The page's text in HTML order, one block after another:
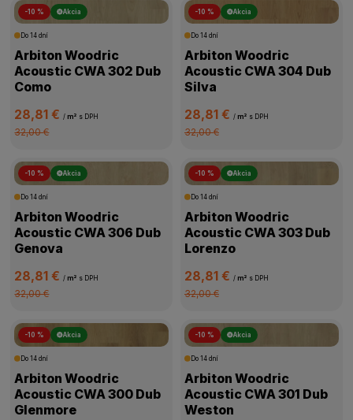
-10 % Akcia
Do 14 dní
Arbiton Woodric
Acoustic CWA 302 Dub
Como
28,81 €/ m² s DPH
32,00 €
-10 % Akcia
Do 14 dní
Arbiton Woodric
Acoustic CWA 304 Dub
Silva
28,81 € / m² s DPH
32,00 €
-10 % Akcia
Do 14 dní
Arbiton Woodric
Acoustic CWA 306 Dub
Genova
28,81 €/ m² s DPH
32,00 €
-10 % Akcia
Do 14 dní
Arbiton Woodric
Acoustic CWA 303 Dub
Lorenzo
28,81 € / m² s DPH
32,00 €
-10 % Akcia
Do 14 dní
Arbiton Woodric
Acoustic CWA 300 Dub
Glenmore
-10 % Akcia
Do 14 dní
Arbiton Woodric
Acoustic CWA 301 Dub
Weston